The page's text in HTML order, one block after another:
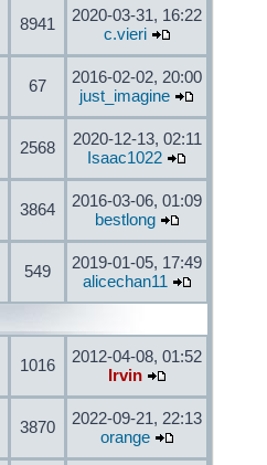
8941
2020-03-31, 16:22
c.vieri
67
2016-02-02, 20:00
just_imagine
2568
2020-12-13, 02:11
Isaac1022
3864
2016-03-06, 01:09
bestlong
549
2019-01-05, 17:49
alicechan11
1016
2012-04-08, 01:52
Irvin
3870
2022-09-21, 22:13
orange